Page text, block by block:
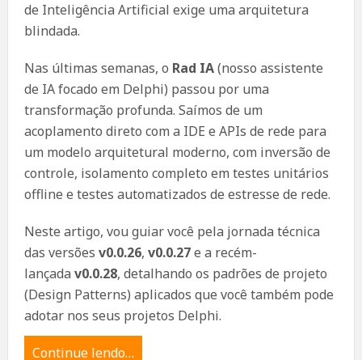
de Inteligência Artificial exige uma arquitetura
blindada.
Nas últimas semanas, o Rad IA(nosso assistente
de IA focado em Delphi) passou por uma
transformação profunda. Saímos de um
acoplamento direto com a IDE e APIs de rede para
um modelo arquitetural moderno, com inversão de
controle, isolamento completo em testes unitários
offline e testes automatizados de estresse de rede.
Neste artigo, vou guiar você pela jornada técnica
das versões v0.0.26, v0.0.27e a recém-
lançada v0.0.28, detalhando os padrões de projeto
(Design Patterns) aplicados que você também pode
adotar nos seus projetos Delphi.
Continue lendo…